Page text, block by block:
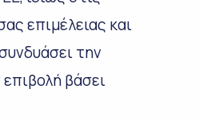
επιμέλειας και
την
βάσει